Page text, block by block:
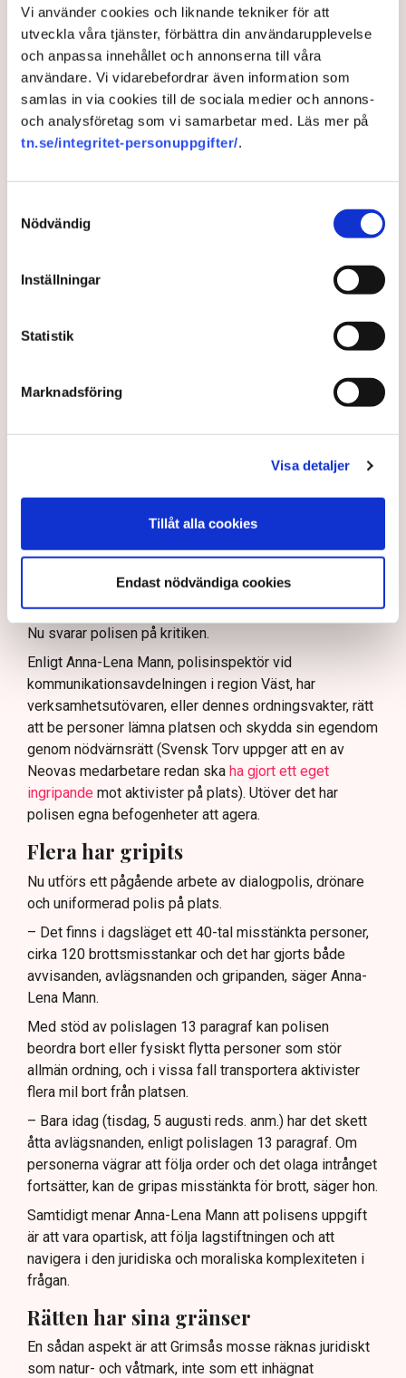
Vi använder cookies och liknande tekniker för att
utveckla våra tjänster, förbättra din användarupplevelse
och anpassa innehållet och annonserna till våra
användare. Vi vidarebefordrar även information som
samlas in via cookies till de sociala medier och annons-
och analysföretag som vi samarbetar med. Läs mer på
tn.se/integritet-personuppgifter/.
Nödvändig
Inställningar
Statistik
Marknadsföring
Visa detaljer
Tillåt alla cookies
Endast nödvändiga cookies
AI-sammanfattning
Torvtäkten i Grimsås har stoppats av aktivister
sedan 28 juli.
Polisen kritiseras för bristande agerande vid
aktionerna.
40 personer misstänks med cirka 120
Polisen använder drönare och uniformerad polis
för att dokumentera bevis.
Samtidigt är polisarbetet komplext när det gäller
att navigera juridiska rättigheter och gränser.
Polisen, som befinner sig på plats, kritiseras för att inte
agera tillräckligt då aktionerna kan fortgå för öppen ridå.
Rickard Axdorff på Svensk Torv, anser att polisens
och personalen.
skydda tillståndsgivna verksamheter” mot sabotage,
På sociala medier ifrågasätts det om allemansrätten
tillståndsgiven verksamhet, och om inte polisen borde
ha en tydligare skyldighet att skydda privat egendom
och näringsverksamhet mot den typen av störningar.
Nu svarar polisen på kritiken.
Enligt Anna-Lena Mann, polisinspektör vid
kommunikationsavdelningen i region Väst, har
verksamhetsutövaren, eller dennes ordningsvakter, rätt
att be personer lämna platsen och skydda sin egendom
genom nödvärnsrätt (Svensk Torv uppger att en av
Neovas medarbetare redan ska ha gjort ett eget
ingripande mot aktivister på plats). Utöver det har
polisen egna befogenheter att agera.
Flera har gripits
Nu utförs ett pågående arbete av dialogpolis, drönare
och uniformerad polis på plats.
– Det finns i dagsläget ett 40-tal misstänkta personer,
cirka 120 brottsmisstankar och det har gjorts både
avvisanden, avlägsnanden och gripanden, säger Anna-
Lena Mann.
Med stöd av polislagen 13 paragraf kan polisen
beordra bort eller fysiskt flytta personer som stör
allmän ordning, och i vissa fall transportera aktivister
flera mil bort från platsen.
– Bara idag (tisdag, 5 augusti reds. anm.) har det skett
åtta avlägsnanden, enligt polislagen 13 paragraf. Om
personerna vägrar att följa order och det olaga intrånget
fortsätter, kan de gripas misstänkta för brott, säger hon.
Samtidigt menar Anna-Lena Mann att polisens uppgift
är att vara opartisk, att följa lagstiftningen och att
navigera i den juridiska och moraliska komplexiteten i
frågan.
Rätten har sina gränser
En sådan aspekt är att Grimsås mosse räknas juridiskt
som natur- och våtmark, inte som ett inhägnat